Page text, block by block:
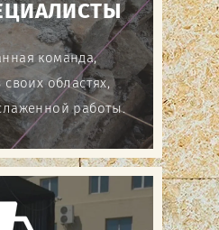
команда,
областях,
работы.